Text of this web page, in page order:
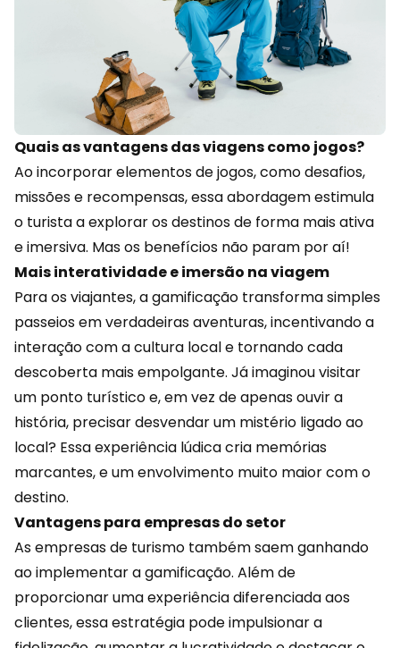
Quais as vantagens das viagens como jogos?
Ao incorporar elementos de jogos, como desafios,
missões e recompensas, essa abordagem estimula
o turista a explorar os destinos de forma mais ativa
e imersiva. Mas os benefícios não param por aí!
Mais interatividade e imersão na viagem
Para os viajantes, agamificação transforma simples
passeios em verdadeiras aventuras, incentivando a
interação com a cultura local e tornando cada
descoberta mais empolgante. Já imaginou visitar
um ponto turístico e, em vez de apenas ouvir a
história, precisar desvendar um mistério ligado ao
local? Essa experiência lúdica cria memórias
marcantes, e um envolvimento muito maior com o
destino.
Vantagens para empresas do setor
As empresas de turismo também saem ganhando
ao implementar a gamificação. Além de
proporcionar uma experiência diferenciada aos
clientes, essa estratégia pode impulsionar a